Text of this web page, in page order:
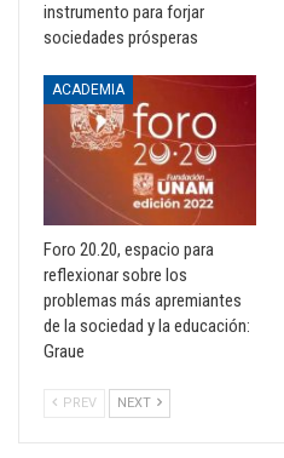
instrumento para forjar
sociedades prósperas
ACADEMIA
Foro 20.20, espacio para
reflexionar sobre los
problemas más apremiantes
de la sociedad y la educación:
Graue
PREV NEXT